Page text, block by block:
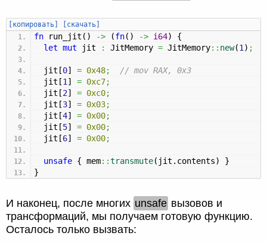
[копировать] [скачать]
fn run_jit ( ) -> (fn( ) -> i64)
{
let mut jit : JitMemory = JitMemory:: new(1 ) ;
jit [0] = 0x48;
// mov RAX, 0x3
jit [1 ] = 0xc7;
jit [2] = 0xc0;
jit [3] = 0x03;
jit [4] = 0x00;
jit [5] = 0x00;
jit [6] = 0x00;
unsafe { mem::transmute( jit.contents)
}
}
И наконец, после многих unsafe вызовов и
трансформаций, мы получаем готовую функцию.
Осталось только вызвать: